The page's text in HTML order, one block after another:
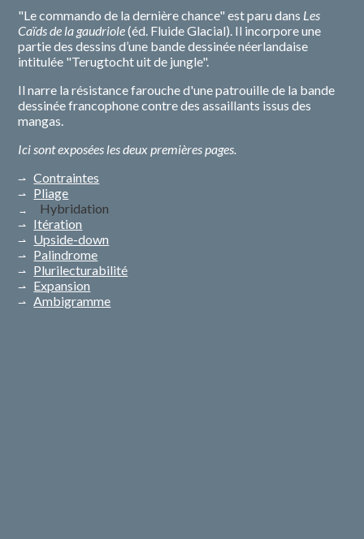
"Le commando de la dernière chance" est paru dans Les
Caïds de la gaudriole(éd. Fluide Glacial). Il incorpore une
partie des dessins d’une bande dessinée néerlandaise
intitulée "Terugtocht uit de jungle".
Il narre la résistance farouche d'une patrouille de la bande
dessinée francophone contre des assaillants issus des
mangas.
Ici sont exposées les deux premières pages.
Contraintes
Pliage
Hybridation
Itération
Upside-down
Palindrome
Plurilecturabilité
Expansion
Ambigramme